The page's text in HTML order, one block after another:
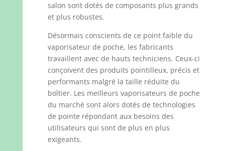
salon sont dotés de composants plus grands
et plus robustes.
Désormais conscients de ce point faible du
vaporisateur de poche, les fabricants
travaillent avec de hauts techniciens. Ceux-ci
conçoivent des produits pointilleux, précis et
performants malgré la taille réduite du
boîtier. Les meilleurs vaporisateurs de poche
du marché sont alors dotés de technologies
de pointe répondant aux besoins des
utilisateurs qui sont de plus en plus
exigeants.